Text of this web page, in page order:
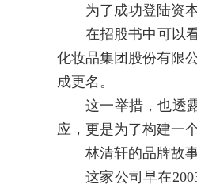
为了成功登陆资本
在招股书中可以看
化妆品集团股份有限
成更名。
这一举措，也透露
应，更是为了构建一
林清轩的品牌故事
这家公司早在2003